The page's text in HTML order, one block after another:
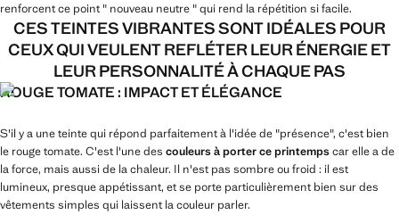
renforcent ce point " nouveau neutre " qui rend la répétition si facile.
CES TEINTES VIBRANTES SONT IDÉALES POUR
CEUX QUI VEULENT REFLÉTER LEUR ÉNERGIE ET
LEUR PERSONNALITÉ À CHAQUE PAS
ROUGE TOMATE : IMPACT ET ÉLÉGANCE
S'il y a une teinte qui répond parfaitement à l'idée de "présence", c'est bien
le rouge tomate. C'est l'une des couleurs à porter ce printempscar elle a de
la force, mais aussi de la chaleur. Il n'est pas sombre ou froid : il est
lumineux, presque appétissant, et se porte particulièrement bien sur des
vêtements simples qui laissent la couleur parler.